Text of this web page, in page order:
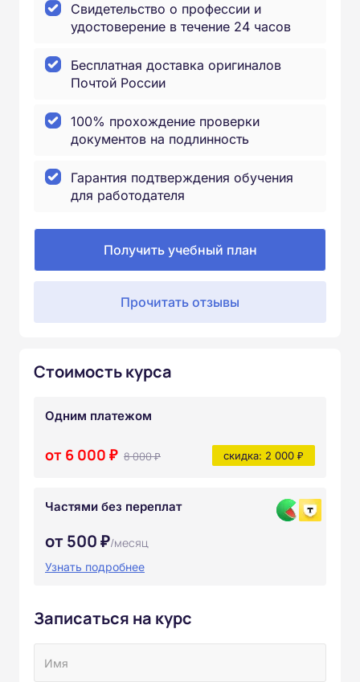
Свидетельство о профессии и
удостоверение в течение 24 часов
Бесплатная доставка оригиналов
Почтой России
100% прохождение проверки
документов на подлинность
Гарантия подтверждения обучения
для работодателя
Получить учебный план
Прочитать отзывы
Стоимость курса
Одним платежом
от 6 000 ₽ 8 000 ₽ скидка: 2 000 ₽
Частями без переплат
от 500 ₽/месяц
Узнать подробнее
Записаться на курс